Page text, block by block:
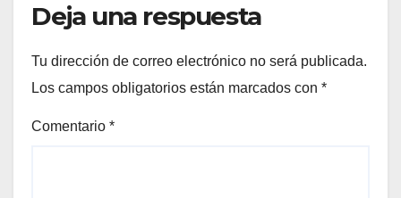
Deja una respuesta
Tu dirección de correo electrónico no será publicada.
Los campos obligatorios están marcados con *
Comentario *